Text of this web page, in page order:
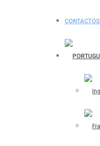
CONTACTOS